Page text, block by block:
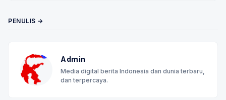
PENULIS →
Admin
Media digital berita Indonesia dan dunia terbaru,
dan terpercaya.